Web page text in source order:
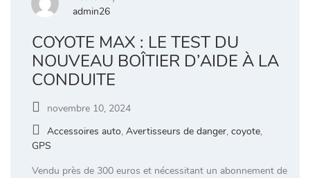
admin26
COYOTE MAX : LE TEST DU
NOUVEAU BOÎTIER D’AIDE À LA
CONDUITE
novembre 10, 2024
Accessoires auto, Avertisseurs de danger, coyote,
GPS
Vendu près de 300 euros et nécessitant un abonnement de